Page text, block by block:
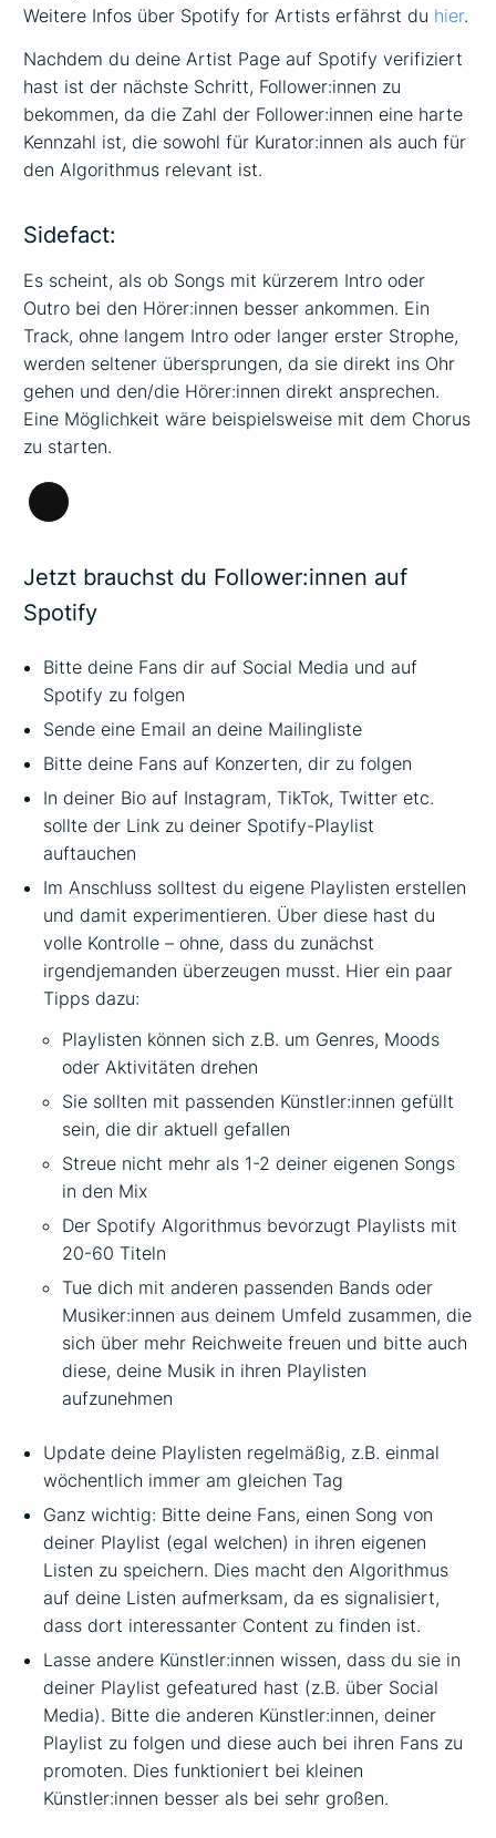
Weitere Infos über Spotify for Artists erfährst du hier.
Nachdem du deine Artist Page auf Spotify verifiziert
hast ist der nächste Schritt, Follower:innen zu
bekommen, da die Zahl der Follower:innen eine harte
Kennzahl ist, die sowohl für Kurator:innen als auch für
den Algorithmus relevant ist.
Sidefact:
Es scheint, als ob Songs mit kürzerem Intro oder
Outro bei den Hörer:innen besser ankommen. Ein
Track, ohne langem Intro oder langer erster Strophe,
werden seltener übersprungen, da sie direkt ins Ohr
gehen und den/die Hörer:innen direkt ansprechen.
Eine Möglichkeit wäre beispielsweise mit dem Chorus
zu starten.
Lange
Jetzt brauchst du Follower:innen auf
Spotify
Bitte deine Fans dir auf Social Media und auf
Spotify zu folgen
Sende eine Email an deine Mailingliste
Bitte deine Fans auf Konzerten, dir zu folgen
In deiner Bio auf Instagram, TikTok, Twitter etc.
sollte der Link zu deiner Spotify-Playlist
auftauchen
Im Anschluss solltest du eigene Playlisten erstellen
und damit experimentieren. Über diese hast du
volle Kontrolle – ohne, dass du zunächst
irgendjemanden überzeugen musst. Hier ein paar
Tipps dazu:
Playlisten können sich z.B. um Genres, Moods
oder Aktivitäten drehen
Sie sollten mit passenden Künstler:innen gefüllt
sein, die dir aktuell gefallen
Streue nicht mehr als 1-2 deiner eigenen Songs
in den Mix
Der Spotify Algorithmus bevorzugt Playlists mit
20-60 Titeln
Tue dich mit anderen passenden Bands oder
Musiker:innen aus deinem Umfeld zusammen, die
sich über mehr Reichweite freuen und bitte auch
diese, deine Musik in ihren Playlisten
aufzunehmen
Update deine Playlisten regelmäßig, z.B. einmal
wöchentlich immer am gleichen Tag
Ganz wichtig: Bitte deine Fans, einen Song von
deiner Playlist (egal welchen) in ihren eigenen
Listen zu speichern. Dies macht den Algorithmus
auf deine Listen aufmerksam, da es signalisiert,
dass dort interessanter Content zu finden ist.
Lasse andere Künstler:innen wissen, dass du sie in
deiner Playlist gefeatured hast (z.B. über Social
Media). Bitte die anderen Künstler:innen, deiner
Playlist zu folgen und diese auch bei ihren Fans zu
promoten. Dies funktioniert bei kleinen
Künstler:innen besser als bei sehr großen.